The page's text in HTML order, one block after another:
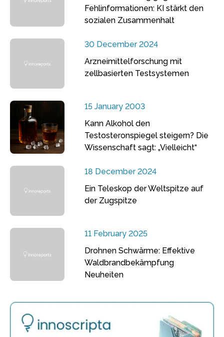
Fehlinformationen: KI stärkt den
sozialen Zusammenhalt
30 December 2024
Arzneimittelforschung mit
zellbasierten Testsystemen
15 January 2003
Kann Alkohol den
Testosteronspiegel steigern? Die
Wissenschaft sagt: „Vielleicht“
18 December 2024
Ein Teleskop der Weltspitze auf
der Zugspitze
11 February 2025
Drohnen Schwärme: Effektive
Waldbrandbekämpfung
Neuheiten